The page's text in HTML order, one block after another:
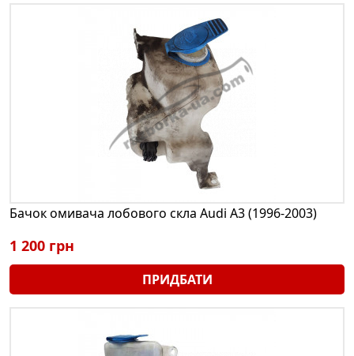
Бачок омивача лобового скла Audi A3 (1996-2003)
1 200 грн
ПРИДБАТИ